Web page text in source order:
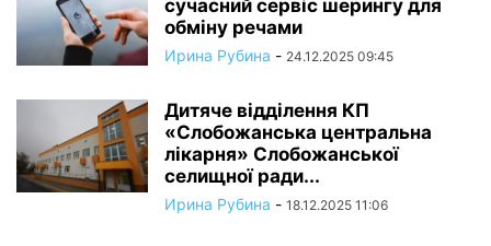
сучасний сервіс шерингу для
обміну речами
Ирина Рубина - 24.12.2025 09:45
Дитяче відділення КП
«Слобожанська центральна
лікарня» Слобожанської
селищної ради...
Ирина Рубина - 18.12.2025 11:06